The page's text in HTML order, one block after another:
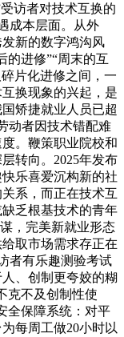
访者对技术互换的
成本层面。从外
新的数字鸿沟风
的进修”“周末的互
片化进修之间，一
换现象的兴起，是
矫捷就业人员已超
动者因技术错配难
。鞭策职业院校和
转向。2025年发布
乐喜爱沉构新的社
系，而正在技术互
乏根基技术的青年
，完美新就业形态
取市场需求存正在
者有乐趣测验考试
、创制更夸姣的糊
克不及创制性使
全保障系统：对平
每周工做20小时以